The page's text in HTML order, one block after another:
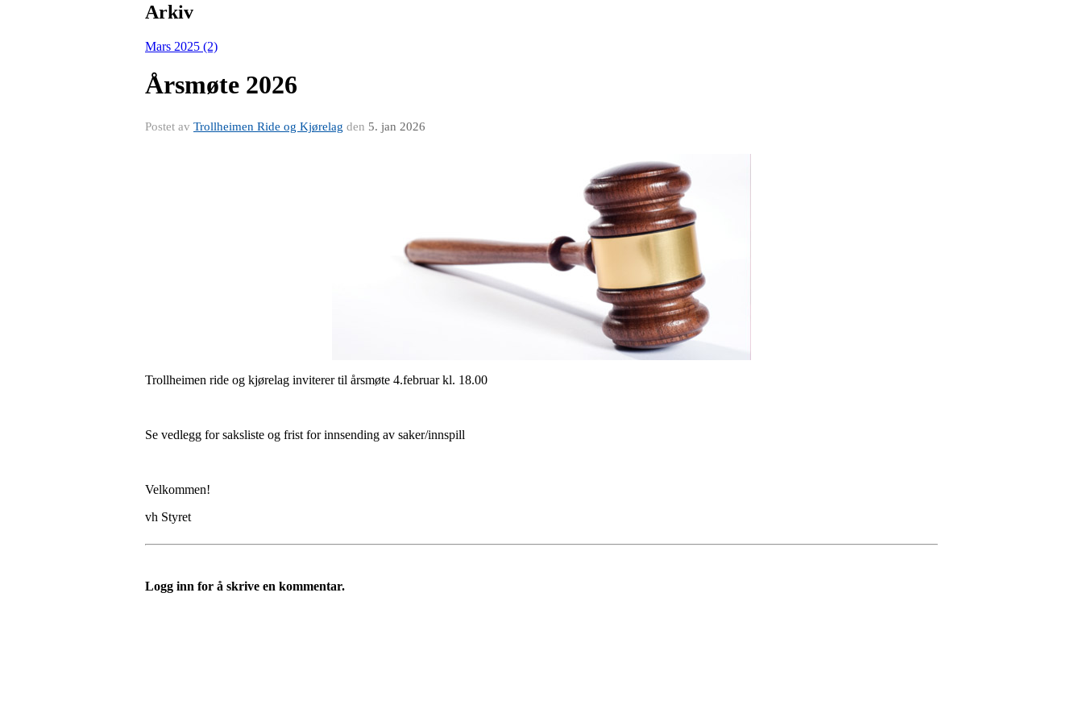
Arkiv
Mars 2025 (2)
Årsmøte 2026
Postet av Trollheimen Ride og Kjørelag den 5. jan 2026
Trollheimen ride og kjørelag inviterer til årsmøte 4.februar kl. 18.00
Se vedlegg for saksliste og frist for innsending av saker/innspill
Velkommen!
vh Styret
Logg inn for å skrive en kommentar.